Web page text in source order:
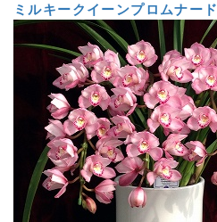
ミルキークイーンプロムナード